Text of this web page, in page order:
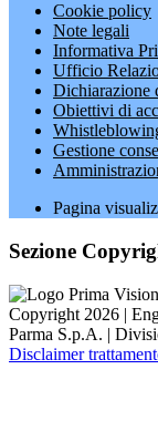
Cookie policy
Note legali
Informativa
Ufficio
Dichiarazione
Obiettivi di
Gestione
Pagina
Sezione
Copyright 2026 |
Parma S.p.A. |
Disclaimer